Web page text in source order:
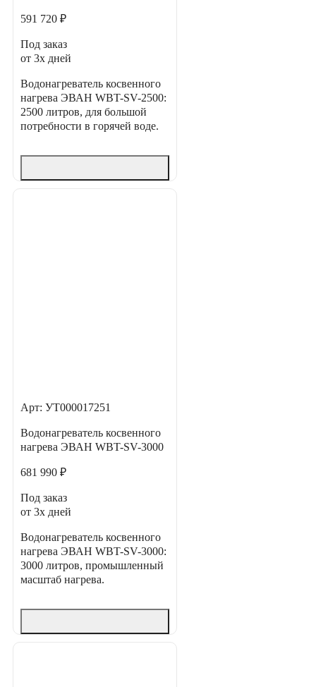
591 720 ₽
Под заказ
от 3х дней
Водонагреватель косвенного
нагрева ЭВАН WBT-SV-2500:
2500 литров, для большой
потребности в горячей воде.
Арт: УТ000017251
Водонагреватель косвенного
нагрева ЭВАН WBT-SV-3000
681 990 ₽
Под заказ
от 3х дней
Водонагреватель косвенного
нагрева ЭВАН WBT-SV-3000:
3000 литров, промышленный
масштаб нагрева.